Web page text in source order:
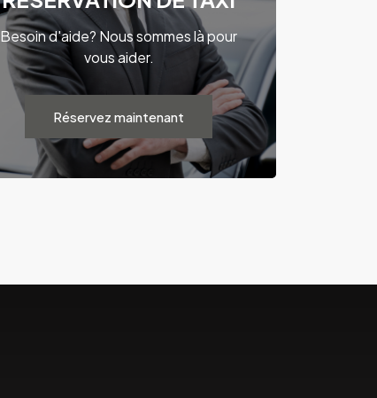
Besoin d'aide? Nous sommes là pour
vous aider.
Réservez maintenant